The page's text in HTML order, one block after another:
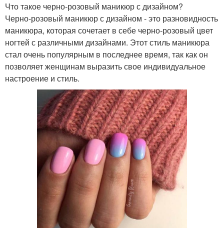
Что такое черно-розовый маникюр с дизайном?
Черно-розовый маникюр с дизайном - это разновидность
маникюра, которая сочетает в себе черно-розовый цвет
ногтей с различными дизайнами. Этот стиль маникюра
стал очень популярным в последнее время, так как он
позволяет женщинам выразить свое индивидуальное
настроение и стиль.